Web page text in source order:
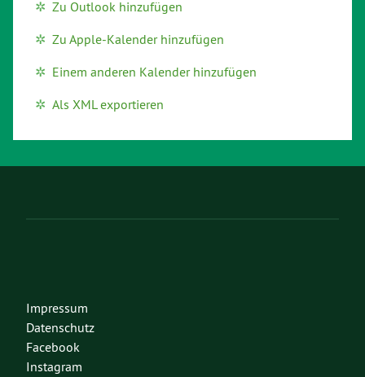
Zu Outlook hinzufügen
Zu Apple-Kalender hinzufügen
Einem anderen Kalender hinzufügen
Als XML exportieren
Impressum
Datenschutz
Facebook
Instagram